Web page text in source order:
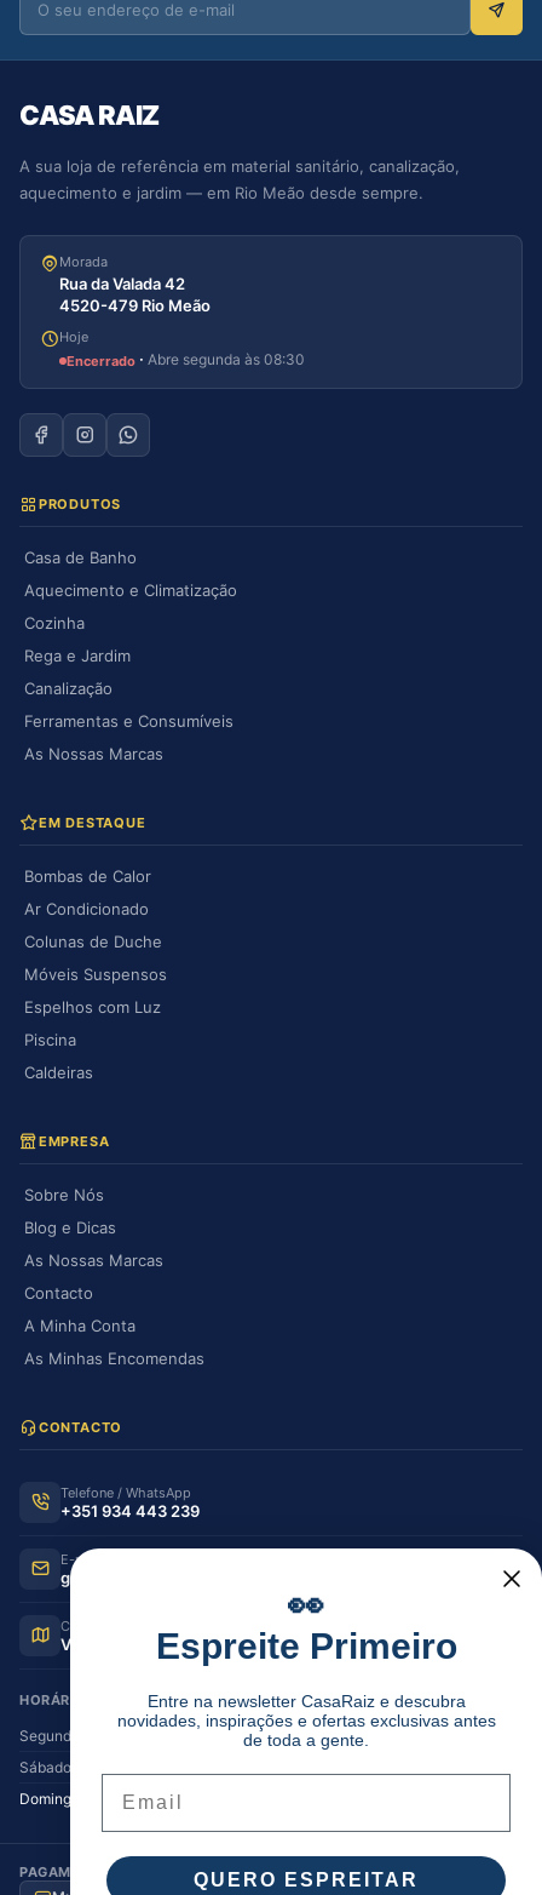
CASA RAIZ
A sua loja de referência em material sanitário, canalização,
aquecimento e jardim — em Rio Meão desde sempre.
Morada
Rua da Valada 42
4520-479 Rio Meão
Hoje
Encerrado · Abre segunda às 08:30
PRODUTOS
Casa de Banho
Aquecimento e Climatização
Cozinha
Rega e Jardim
Canalização
Ferramentas e Consumíveis
As Nossas Marcas
EM DESTAQUE
Bombas de Calor
Ar Condicionado
Colunas de Duche
Móveis Suspensos
Espelhos com Luz
Piscina
Caldeiras
EMPRESA
Sobre Nós
Blog e Dicas
As Nossas Marcas
Contacto
A Minha Conta
As Minhas Encomendas
CONTACTO
Telefone / WhatsApp
+351 934 443 239
E-mail
geral@casaraiz.pt
Como chegar
Ver no Google Maps
HORÁRIO DE FUNCIONAMENTO
Segunda — Sexta
08:30–12:30 | 14:00–19:30
Sábado
Domingo
PAGAMENTO SEGURO
👀
Espreite Primeiro
Entre na newsletter CasaRaiz e descubra
novidades, inspirações e ofertas exclusivas antes
de toda a gente.
QUERO ESPREITAR